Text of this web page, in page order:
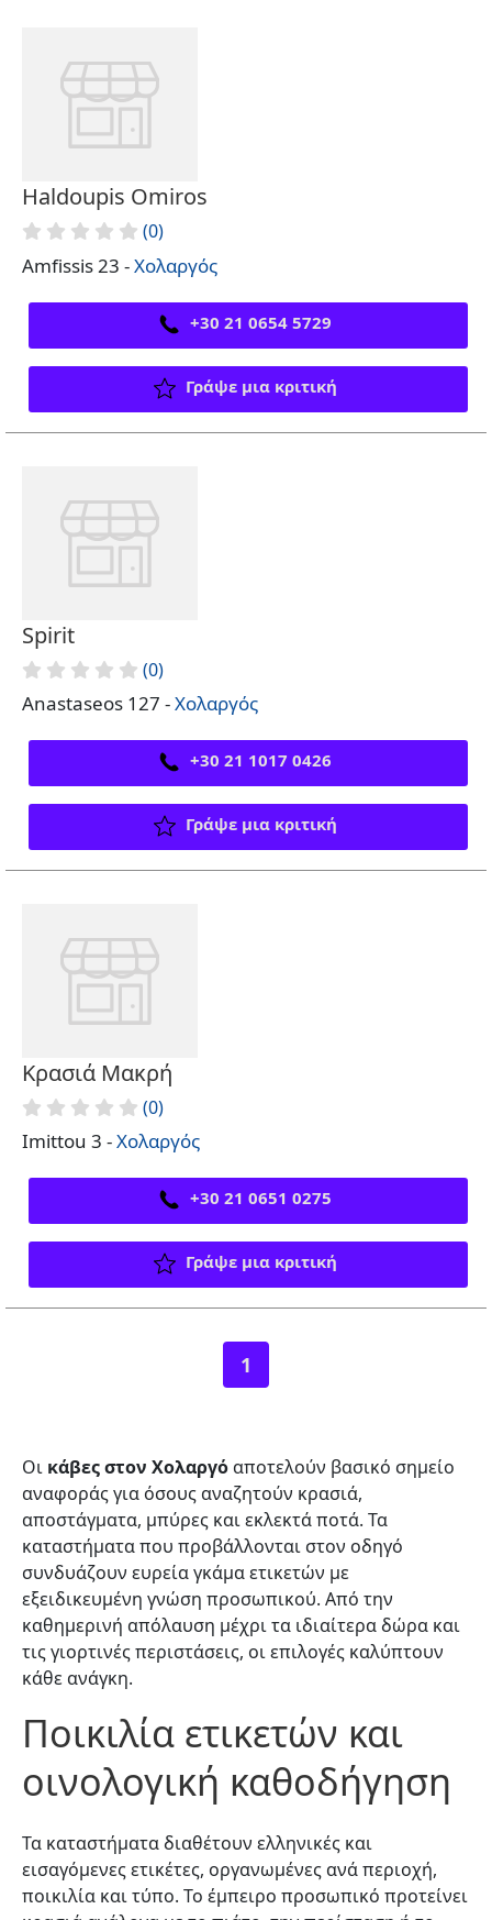
Haldoupis Omiros
(0)
Amfissis 23 -Χολαργός
+30 21 0654 5729
Γράψε μια κριτική
Spirit
(0)
Anastaseos 127 -Χολαργός
+30 21 1017 0426
Γράψε μια κριτική
Κρασιά Μακρή
(0)
Imittou 3 -Χολαργός
+30 21 0651 0275
Γράψε μια κριτική
1
Οι κάβες στον Χολαργόαποτελούν βασικό σημείο
αναφοράς για όσους αναζητούν κρασιά,
αποστάγματα, μπύρες και εκλεκτά ποτά. Τα
καταστήματα που προβάλλονται στον οδηγό
συνδυάζουν ευρεία γκάμα ετικετών με
εξειδικευμένη γνώση προσωπικού. Από την
καθημερινή απόλαυση μέχρι τα ιδιαίτερα δώρα και
τις γιορτινές περιστάσεις, οι επιλογές καλύπτουν
κάθε ανάγκη.
Ποικιλία ετικετών και
οινολογική καθοδήγηση
Τα καταστήματα διαθέτουν ελληνικές και
εισαγόμενες ετικέτες, οργανωμένες ανά περιοχή,
ποικιλία και τύπο. Το έμπειρο προσωπικό προτείνει